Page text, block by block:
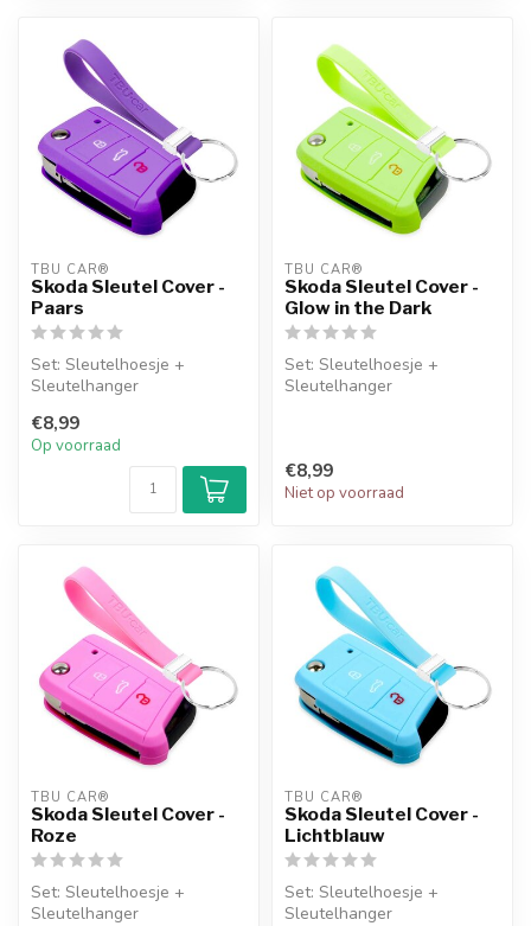
TBU CAR®
Skoda Sleutel Cover -
Paars
Set: Sleutelhoesje +
Sleutelhanger
€8,99
Op voorraad
TBU CAR®
Skoda Sleutel Cover -
Glow in the Dark
Set: Sleutelhoesje +
Sleutelhanger
€8,99
Niet op voorraad
TBU CAR®
Skoda Sleutel Cover -
Roze
Set: Sleutelhoesje +
Sleutelhanger
TBU CAR®
Skoda Sleutel Cover -
Lichtblauw
Set: Sleutelhoesje +
Sleutelhanger